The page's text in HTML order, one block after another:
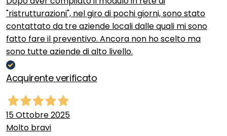
"ristrutturazioni", nel giro di pochi giorni, sono stato
contattato da tre aziende locali dalle quali mi sono
fatto fare il preventivo. Ancora non ho scelto ma
sono tutte aziende di alto livello.
Acquirente verificato
15 Ottobre 2025
Molto bravi